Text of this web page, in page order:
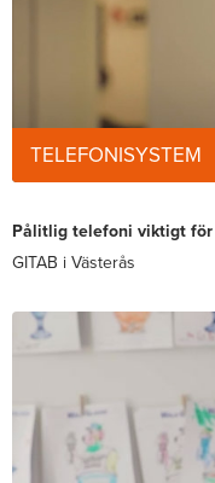
TELEFONISYSTEM
Pålitlig telefoni viktigt
GITAB i Västerås